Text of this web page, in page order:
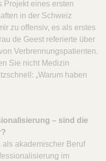
Projekt eines ersten
in der Schweiz
zu offensiv, es als erstes
de Geest referierte über
Verbrennungspatienten.
Sie nicht Medizin
„Warum haben
– sind die
akademischer Beruf
im